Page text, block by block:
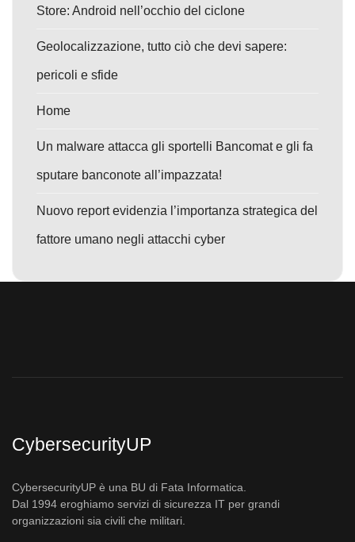
Store: Android nell’occhio del ciclone
Geolocalizzazione, tutto ciò che devi sapere:
pericoli e sfide
Home
Un malware attacca gli sportelli Bancomat e gli fa
sputare banconote all’impazzata!
Nuovo report evidenzia l’importanza strategica del
fattore umano negli attacchi cyber
CybersecurityUP
CybersecurityUP è una BU di Fata Informatica.
Dal 1994 eroghiamo servizi di sicurezza IT per grandi
organizzazioni sia civili che militari.